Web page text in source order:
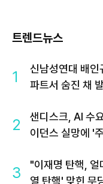
트렌드뉴스
1
신남성연대 배
파트서 숨진 채
2
샌디스크, AI 수
이던스 실망에 '
3
"이재명 탄핵, 얼
열 탄핵' 맞힌 무